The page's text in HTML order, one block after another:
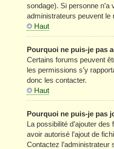
sondage). Si personne
administrateurs peuvent le
Haut
Pourquoi ne puis-je pas
Certains forums peuvent
les permissions s’y
donc les contacter.
Haut
Pourquoi ne puis-je pas
La possibilité d’ajouter
avoir autorisé l’ajout de
Contactez